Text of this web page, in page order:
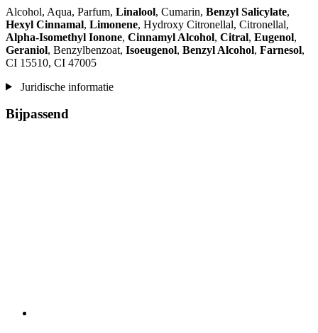
Alcohol, Aqua, Parfum, Linalool, Cumarin, Benzyl Salicylate,
Hexyl Cinnamal, Limonene, Hydroxy Citronellal, Citronellal,
Alpha-Isomethyl Ionone, Cinnamyl Alcohol, Citral, Eugenol,
Geraniol, Benzylbenzoat, Isoeugenol, Benzyl Alcohol, Farnesol,
CI 15510, CI 47005
Juridische informatie
Bijpassend